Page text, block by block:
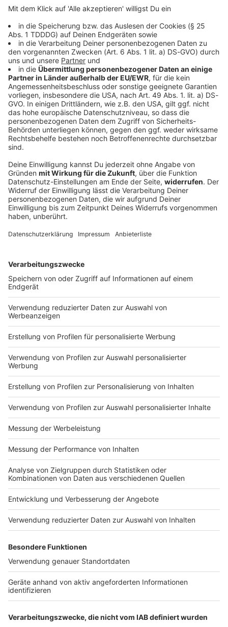
Milzwurst. Erlebt der Klassiker eine neue Blüte?
24.06.2026 22:00 / 32min
Audiotitel - Die Bayerische Verfassung
Die Bayerische Verfassung
“Angesichts des
Trümmerfeldes, zu dem
eine Staats- und
Gesellschaftsordnung ohne
Gott, ohne Gewissen und
ohne Achtung vor der
Überlebenden des zweiten
Weltkrieges geführt hat, in
dem festen Entschlusse,
den kommenden deutschen
Geschlechtern die
Rechtes dauernd zu
tausendjährigen
demokratische Verfassung.”
17.06.2026 22:00 / 37min
“Angesichts des Trümmerfeldes, zu dem eine
Staats- und Gesellschaftsordnung ohne Gott,
ohne Gewissen und ohne Achtung vor der Würde
des Menschen die Überlebenden des zweiten
Geschlechtern die Segnungen des Friedens, der
Menschlichkeit und des Rechtes dauernd zu
sichern, gibt sich das Bayerische Volk, eingedenk
seiner mehr als tausendjährigen Geschichte,
nachstehende demokratische Verfassung.”
17.06.2026 22:00 / 37min
Impressum
Nutzungsbedingungen
Jobs
Presse
Werben
Archiv
ANTENNE BAYERN GROUP
Stiftung ANTENNE BAYERN
hilft
Teilnahmebedingungen
Kontakt
Studio-Hotline
Verkehrs-Hotline
Newsletter